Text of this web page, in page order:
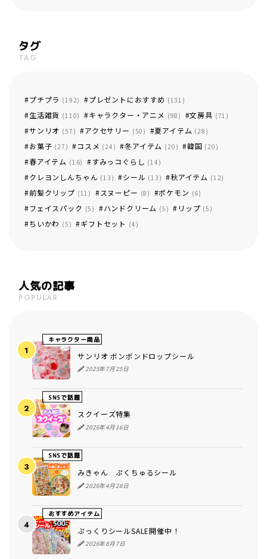
タグ
TAG
プチプラ (192) プレゼントにおすすめ (131)
生活雑貨 (110) キャラクター・アニメ (98) 文房具 (71)
サンリオ (57) アクセサリー (50) 夏アイテム (28)
お菓子 (27) コスメ (24) 冬アイテム (20) 韓国 (20)
春アイテム (16) すみっコぐらし (14)
クレヨンしんちゃん (13) シール (13) 秋アイテム (12)
前髪クリップ (11) スヌーピー (8) ポケモン (6)
フェイスパック (5) ハンドクリーム (5) リップ (5)
ちいかわ (5) ギフトセット (4)
人気の記事
POPULAR
キャラクター商品
サンリオ ボンボンドロップシール
2025年7月25日
SNSで話題
スクイーズ特集
2026年4月16日
SNSで話題
みきゃん ぷくちゅるシール
2026年4月28日
おすすめアイテム
ぷっくりシールSALE開催中！
2026年8月7日